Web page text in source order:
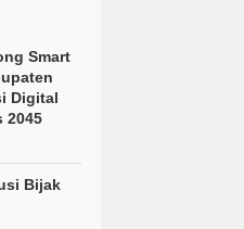
Smart
Digital
2045
Bijak